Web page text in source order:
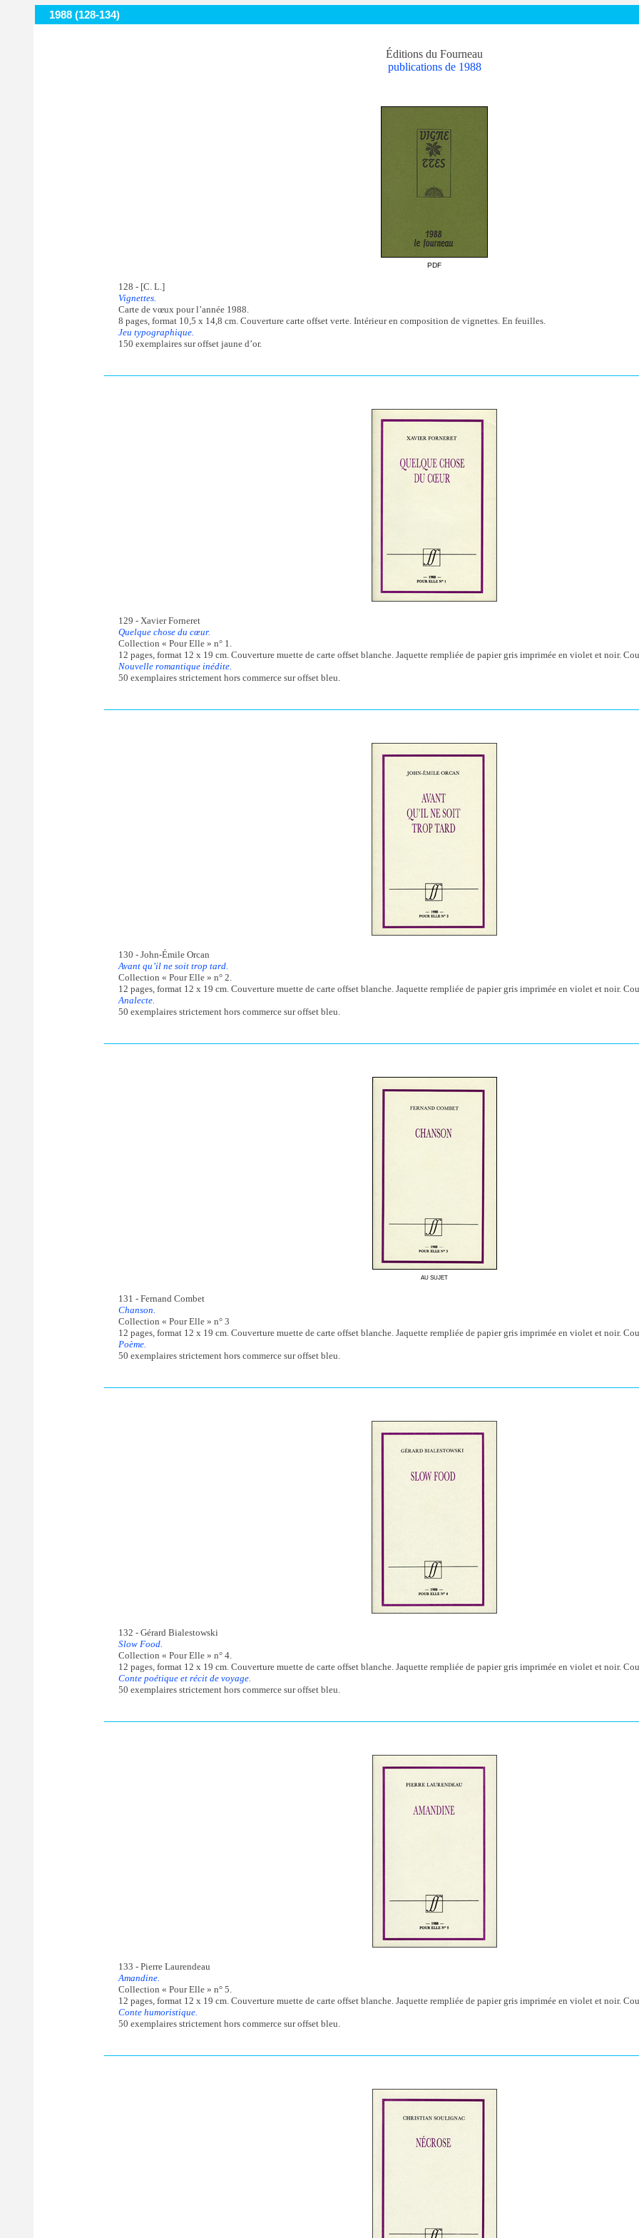
1988 (128-134)
Éditions du Fourneau
publications de 1988
PDF
128 - [C. L.]
Vignettes.
Carte de vœux pour l’année 1988.
8 pages, format 10,5 x 14,8 cm. Couverture carte offset verte. Intérieur en composition de vignettes. En feuilles.
Jeu typographique.
150 exemplaires sur offset jaune d’or.
129 - Xavier Forneret
Quelque chose du cœur.
Collection « Pour Elle » n° 1.
12 pages, format 12 x 19 cm. Couverture muette de carte offset blanche. Jaquette rempliée de papier gris imprimée en violet et noir.
Nouvelle romantique inédite.
50 exemplaires strictement hors commerce sur offset bleu.
130 - John-Émile Orcan
Avant qu’il ne soit trop tard.
Collection « Pour Elle » n° 2.
12 pages, format 12 x 19 cm. Couverture muette de carte offset blanche. Jaquette rempliée de papier gris imprimée en violet et noir.
Analecte.
50 exemplaires strictement hors commerce sur offset bleu.
AU SUJET
131 - Fernand Combet
Chanson.
Collection « Pour Elle » n° 3
12 pages, format 12 x 19 cm. Couverture muette de carte offset blanche. Jaquette rempliée de papier gris imprimée en violet et noir.
Poème.
50 exemplaires strictement hors commerce sur offset bleu.
132 - Gérard Bialestowski
Slow Food.
Collection « Pour Elle » n° 4.
12 pages, format 12 x 19 cm. Couverture muette de carte offset blanche. Jaquette rempliée de papier gris imprimée en violet et noir.
Conte poétique et récit de voyage.
50 exemplaires strictement hors commerce sur offset bleu.
133 - Pierre Laurendeau
Amandine.
Collection « Pour Elle » n° 5.
12 pages, format 12 x 19 cm. Couverture muette de carte offset blanche. Jaquette rempliée de papier gris imprimée en violet et noir.
Conte humoristique.
50 exemplaires strictement hors commerce sur offset bleu.